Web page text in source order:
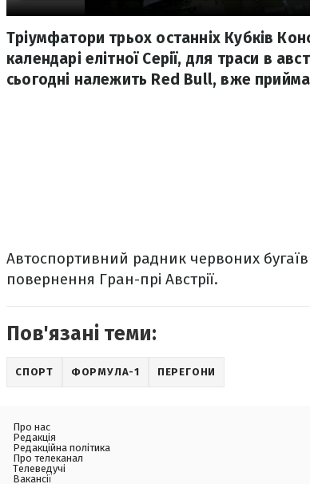
Тріумфатори трьох останніх Кубків
календарі елітної Серії, для траси в
сьогодні належить Red Bull, вже
Автоспортивний радник червоних
повернення Гран-прі Австрії.
Пов'язані теми:
СПОРТ ФОРМУЛА-1 ПЕРЕГОНИ
Про нас
Редакція
Редакційна політика
Про телеканал
Телеведучі
Вакансії